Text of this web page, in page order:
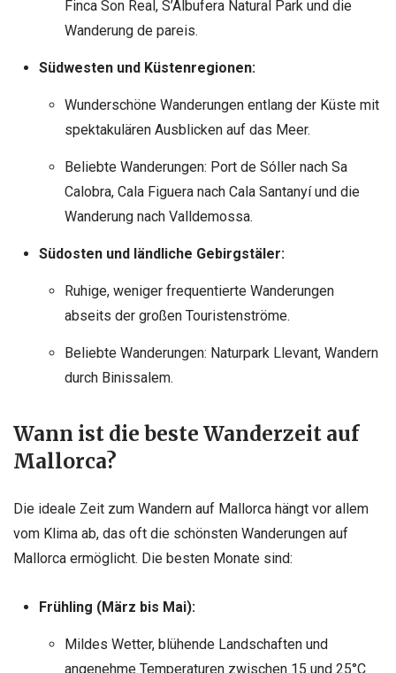
Finca Son Real, S’Albufera Natural Park und die
Wanderung de pareis.
Südwesten und Küstenregionen:
Wunderschöne Wanderungen entlang der Küste mit
spektakulären Ausblicken auf das Meer.
Beliebte Wanderungen: Port de Sóller nach Sa
Calobra, Cala Figuera nach Cala Santanyí und die
Wanderung nach Valldemossa.
Südosten und ländliche Gebirgstäler:
Ruhige, weniger frequentierte Wanderungen
abseits der großen Touristenströme.
Beliebte Wanderungen: Naturpark Llevant, Wandern
durch Binissalem.
Wann ist die beste Wanderzeit auf
Mallorca?
Die ideale Zeit zum Wandern auf Mallorca hängt vor allem
vom Klima ab, das oft die schönsten Wanderungen auf
Mallorca ermöglicht. Die besten Monate sind:
Frühling (März bis Mai):
Mildes Wetter, blühende Landschaften und
angenehme Temperaturen zwischen 15 und 25°C